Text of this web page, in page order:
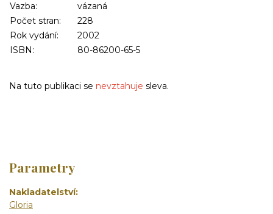
Vazba:
vázaná
Počet stran:
228
Rok vydání:
2002
ISBN:
80-86200-65-5
Na tuto publikaci se nevztahuje sleva.
Parametry
Nakladatelství
Gloria